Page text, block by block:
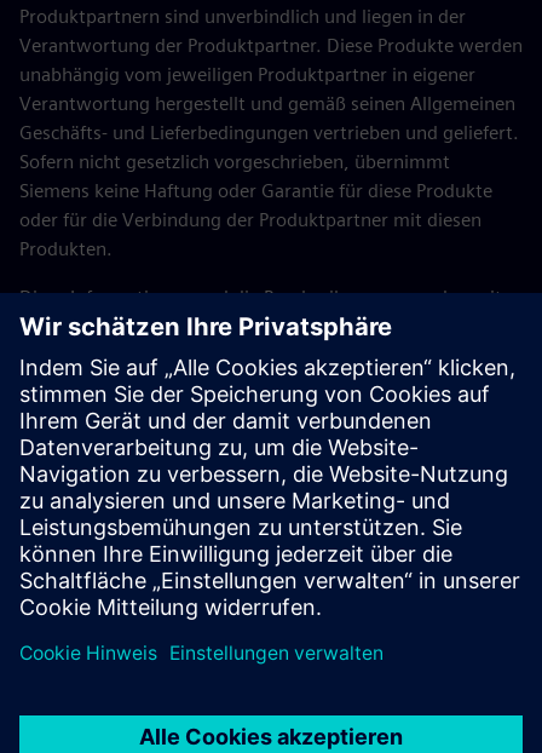
Produktpartnern sind unverbindlich und liegen in der
Verantwortung der Produktpartner. Diese Produkte werden
unabhängig vom jeweiligen Produktpartner in eigener
Verantwortung hergestellt und gemäß seinen Allgemeinen
Geschäfts- und Lieferbedingungen vertrieben und geliefert.
Sofern nicht gesetzlich vorgeschrieben, übernimmt
Siemens keine Haftung oder Garantie für diese Produkte
oder für die Verbindung der Produktpartner mit diesen
Produkten.
Diese Informationen und die Beschreibungen wurden mit
großer Sorgfalt zusammengestellt. Es ist Siemens jedoch
nicht möglich, die Vollständigkeit, Richtigkeit und
Aktualität der von Produktpartnern bereitgestellten Daten
zu überprüfen. Die Möglichkeit, dass einzelne
Informationen falsch, unvollständig oder nicht aktuell sind,
kann daher nicht ausgeschlossen werden. Sofern nicht
gesetzlich vorgeschrieben, übernimmt Siemens keine
Haftung für die Nutzbarkeit der Daten oder der Produkte
für den Nutzer an sich.